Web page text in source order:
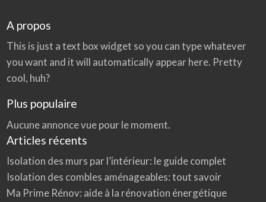
A propos
This is just a text box widget so you can type whatever
you want and it will automatically appear here. Pretty
cool, huh?
Plus populaire
Aucune annonce vue pour le moment.
Articles récents
Isolation des murs par l’intérieur: le guide complet
Isolation des combles aménageables: tout savoir
Ma Prime Rénov: aide à la rénovation énergétique